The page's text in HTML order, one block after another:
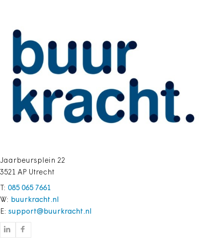
Jaarbeursplein 22
3521 AP Utrecht
T: 085 065 7661
W: buurkracht.nl
E: support@buurkracht.nl